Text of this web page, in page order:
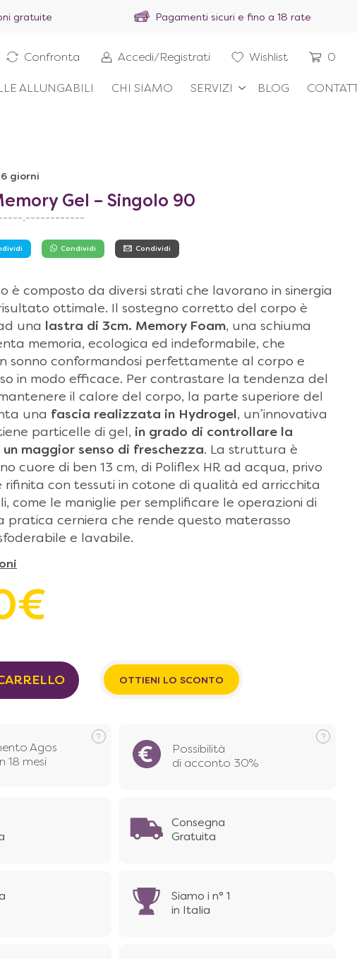
gratuite Pagamenti sicuri e fino a 18 rate
ALLUNGABILI CHI SIAMO SERVIZI BLOG
Confronta Accedi/Registrati Wishlist 0
giorni
Gel – Singolo 90
.------------
Condividi Condividi
è composto da diversi strati che lavorano in sinergia
ottimale. Il sostegno corretto del corpo è
una lastra di 3cm. Memory Foam, una schiuma
memoria, ecologica ed indeformabile, che
sonno conformandosi perfettamente al corpo e
in modo efficace. Per contrastare la tendenza del
il calore del corpo, la parte superiore del
una fascia realizzata in Hydrogel , un’innovativa
particelle di gel, in grado di controllare la
maggior senso di freschezza. La struttura è
cuore di ben 13 cm, di Poliflex HR ad acqua, privo
rifinita con tessuti in cotone di qualità ed arricchita
come le maniglie per semplificare le operazioni di
pratica cerniera che rende questo materasso
e lavabile.
€
OTTIENI LO SCONTO
Agos
18 mesi
Possibilità
di acconto 30%
Consegna
Gratuita
Siamo i n° 1
in Italia